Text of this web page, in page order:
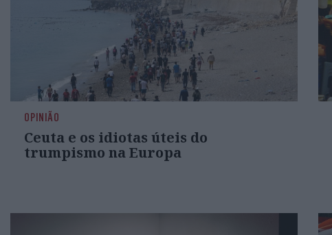
OPINIÃO
Ceuta e os idiotas úteis do
trumpismo na Europa